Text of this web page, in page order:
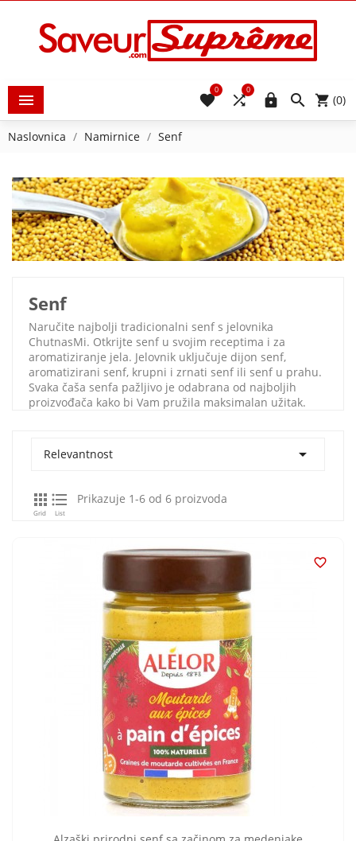
  (0)


0

0
Naslovnica Namirnice Senf
Senf
Naručite najbolji tradicionalni senf s jelovnika
ChutnasMi. Otkrijte senf u svojim receptima i za
aromatiziranje jela. Jelovnik uključuje dijon senf,
aromatizirani senf, krupni i zrnati senf ili senf u prahu.
Svaka čaša senfa pažljivo je odabrana od najboljih
proizvođača kako bi Vam pružila maksimalan užitak.
Relevantnost 

Grid

List
Prikazuje 1-6 od 6 proizvoda
